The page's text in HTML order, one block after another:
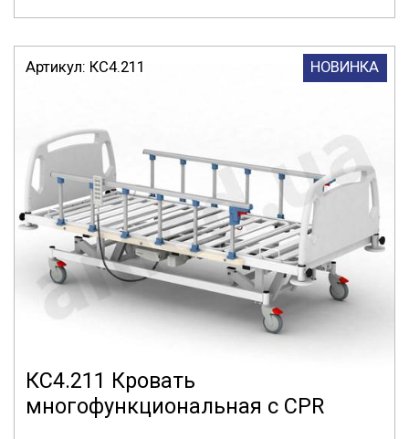
Артикул: КС4.211 НОВИНКА
КС4.211 Кровать
многофункциональная с CPR